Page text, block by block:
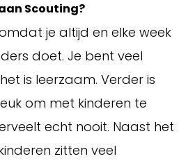
Scouting?
je altijd en elke week
doet. Je bent veel
is leerzaam. Verder is
om met kinderen te
echt nooit. Naast het
zitten veel